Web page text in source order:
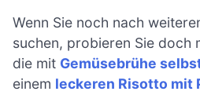
Wenn Sie noch nach
suchen, probieren Sie doch
die mit Gemüsebrühe
einem leckeren Risotto mit